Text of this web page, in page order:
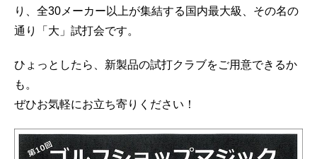
り、全30メーカー以上が集結する国内最大級、その名の
通り「大」試打会です。
ひょっとしたら、新製品の試打クラブをご用意できるか
も。
ぜひお気軽にお立ち寄りください！